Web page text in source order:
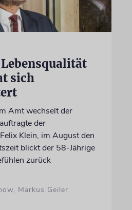
sich
Amt wechselt der
der
Klein, im August den
blickt der 58-Jährige
zurück
Markus Geiler